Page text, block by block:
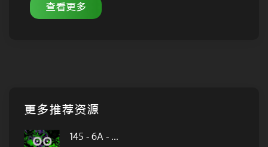
查看更多
更多推荐资源
145 - 6A - ...